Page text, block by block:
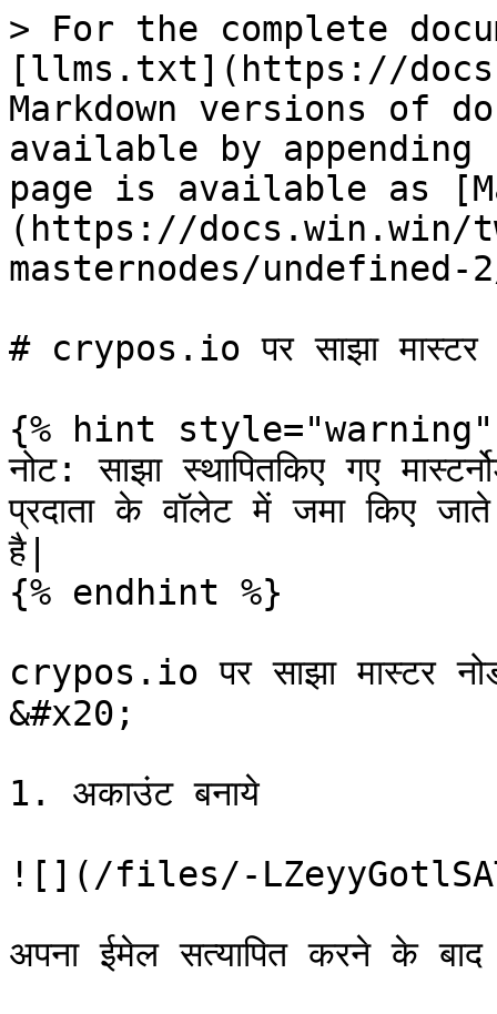
> For the complete
[llms.txt](https://
Markdown versions of
available by
page is available as
(https://docs.win.win/
masternodes/
# crypos.io पर साझा मास्टर
{% hint style="warning"
नोट: साझा स्थापितकिए गए
प्रदाता के वॉलेट में जमा किए
है|
{% endhint %}
crypos.io पर साझा मास्टर
&#x20;
1. अकाउंट बनाये
![](/files/-
अपना ईमेल सत्यापित करने के